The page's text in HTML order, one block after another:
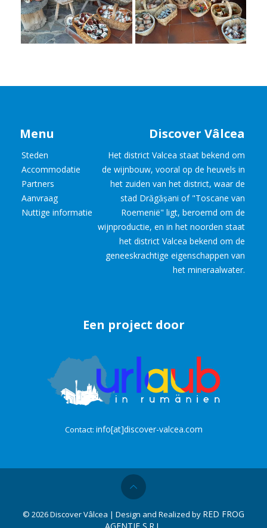
Menu
Steden
Accommodatie
Partners
Aanvraag
Nuttige informatie
Discover Vâlcea
Het district Valcea staat bekend om
de wijnbouw, vooral op de heuvels in
het zuiden van het district, waar de
stad Drăgășani of "Toscane van
Roemenië" ligt, beroemd om de
wijnproductie, en in het noorden staat
het district Valcea bekend om de
geneeskrachtige eigenschappen van
het mineraalwater.
Een project door
Contact: info[at]discover-valcea.com
© 2026 Discover Vâlcea | Design and Realized by RED FROG
AGENTIE S.R.L.